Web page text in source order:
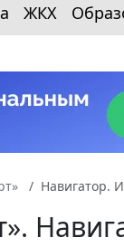
ЖКХ
Навигатор.